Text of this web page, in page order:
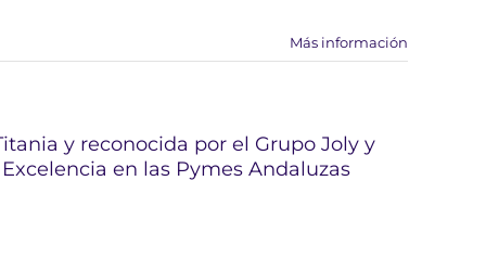
Más información
y reconocida por el Grupo Joly y
en las Pymes Andaluzas